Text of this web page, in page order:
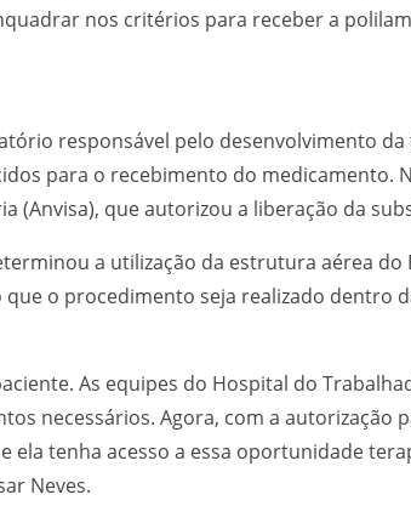
nos critérios para receber a
responsável pelo desenvolvimento da
para o recebimento do medicamento.
que autorizou a liberação da
a utilização da estrutura aérea
o procedimento seja realizado dentro
As equipes do Hospital do
necessários. Agora, com a autorização
tenha acesso a essa oportunidade
Neves.